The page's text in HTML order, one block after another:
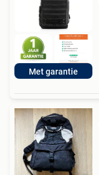
Met garantie